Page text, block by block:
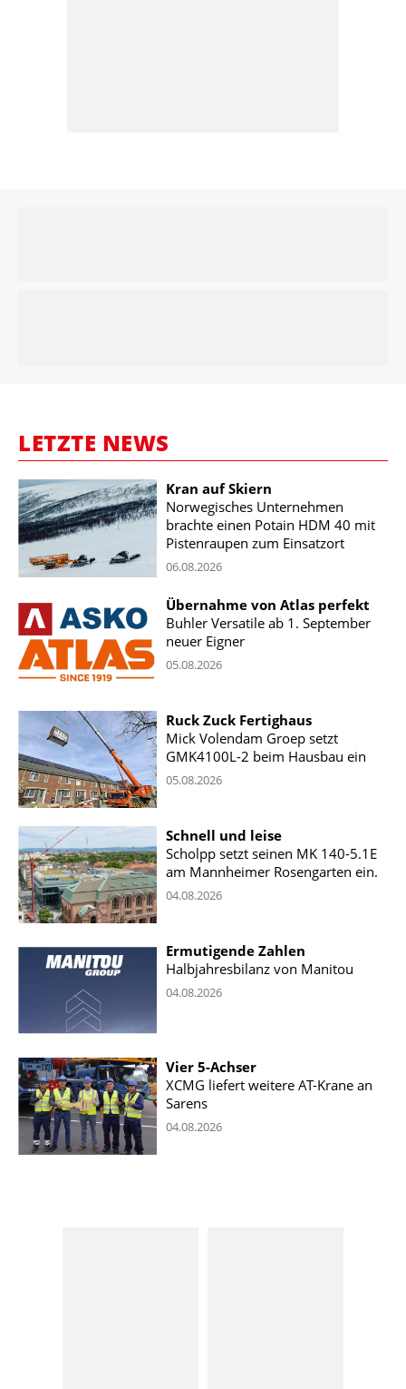
LETZTE NEWS
Kran auf Skiern
Norwegisches Unternehmen
brachte einen Potain HDM 40 mit
Pistenraupen zum Einsatzort
06.08.2026
Übernahme von Atlas perfekt
Buhler Versatile ab 1. September
neuer Eigner
05.08.2026
Ruck Zuck Fertighaus
Mick Volendam Groep setzt
GMK4100L-2 beim Hausbau ein
05.08.2026
Schnell und leise
Scholpp setzt seinen MK 140-5.1E
am Mannheimer Rosengarten ein.
04.08.2026
Ermutigende Zahlen
Halbjahresbilanz von Manitou
04.08.2026
Vier 5-Achser
XCMG liefert weitere AT-Krane an
Sarens
04.08.2026